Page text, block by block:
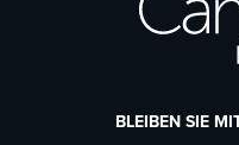
BLEIBEN SIE